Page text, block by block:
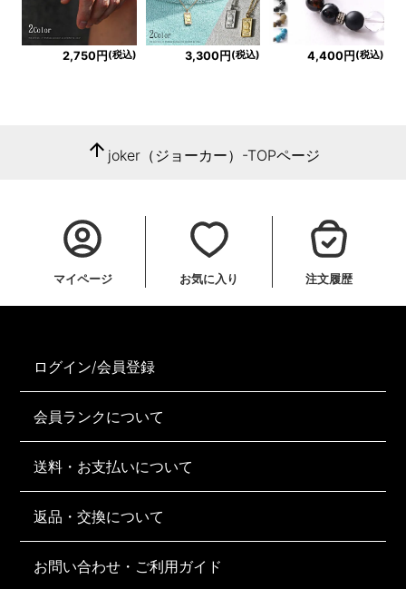
2,750円 (税込) 3,300円 (税込) 4,400円 (税込)
arrow_upward joker（ジョーカー）-TOPページ
マイページ お気に入り 注文履歴
ログイン/会員登録
会員ランクについて
送料・お支払いについて
返品・交換について
お問い合わせ・ご利用ガイド